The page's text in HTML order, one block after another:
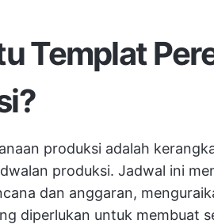
Templat
produksi adalah
produksi. Jadwal ini
dan anggaran,
diperlukan untuk membuat